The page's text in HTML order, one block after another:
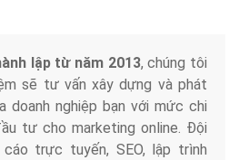
lập từ năm 2013, chúng tôi
sẽ tư vấn xây dựng và phát
doanh nghiệp bạn với mức chi
tư cho marketing online. Đội
trực tuyến, SEO, lập trình